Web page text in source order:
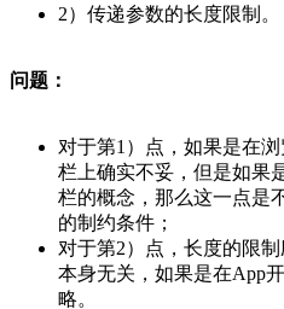
2）传递参数的长度限制。
问题：
对于第1）点，如果是在
栏上确实不妥，但是如果
栏的概念，那么这一点是
的制约条件；
对于第2）点，长度的限
本身无关，如果是在App
略。